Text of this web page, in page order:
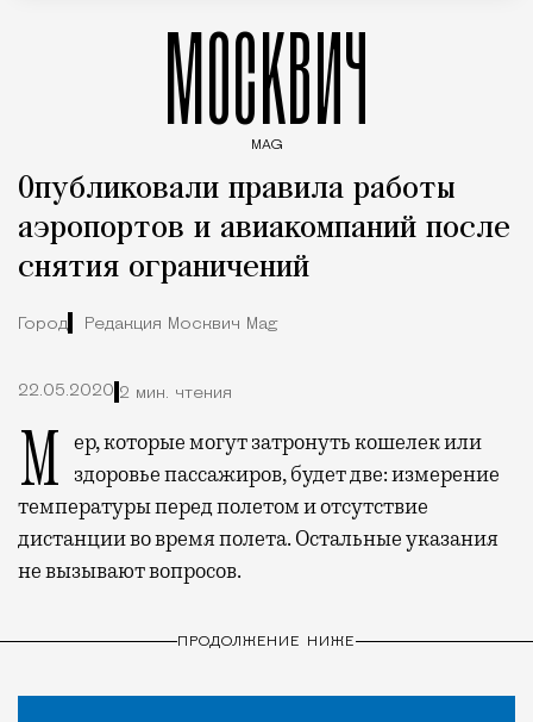
МОСКВИЧ
MAG
Опубликовали правила работы
аэропортов и авиакомпаний после
снятия ограничений
Город Редакция Москвич Mag
22.05.2020 2 мин. чтения
Мер, которые могут затронуть кошелек или
здоровье пассажиров, будет две: измерение
температуры перед полетом и отсутствие
дистанции во время полета. Остальные указания
не вызывают вопросов.
ПРОДОЛЖЕНИЕ НИЖЕ